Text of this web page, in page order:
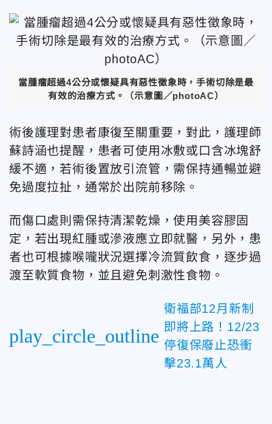
當腫瘤超過4公分或懷疑具有惡性徵象時，手術切除是最
有效的治療方式。（示意圖／photoAC）
術後護理對患者康復至關重要，對此，護理師
蘇詩涵也提醒，患者可使用冰敷或口含冰塊舒
緩不適，若術後置放引流管，需保持通暢並避
免過度拉扯，通常於出院前移除。
而傷口處則需保持清潔乾燥，使用美容膠固
定，若出現紅腫或滲液應立即就醫，另外，患
者也可根據喉嚨狀況選擇冷流質飲食，逐步過
渡至軟質食物，並且避免刺激性食物。
play_circle_outline
衛福部12月新制
即將上路！12/23
停復保廢止恐衝
擊23.1萬人